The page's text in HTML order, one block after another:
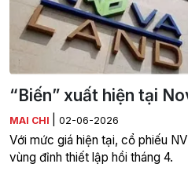
“Biến” xuất hiện tại
MAI CHI 02-06-2026
Với mức giá hiện tại, cổ phiếu
vùng đỉnh thiết lập hồi tháng 4.